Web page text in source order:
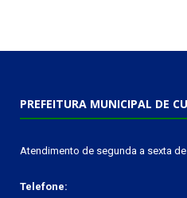
PREFEITURA MUNICIPAL DE
Atendimento de segunda a sexta
Telefone: